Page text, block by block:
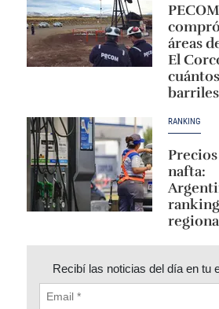
PECOM
áreas
El
cuántos
RANKING
nafta:
ranking
Recibí las noticias del día en tu